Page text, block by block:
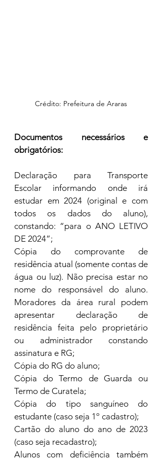
Crédito: Prefeitura de Araras
Documentos necessários e
obrigatórios:
Declaração para Transporte
Escolar informando onde irá
estudar em 2024 (original e com
todos os dados do aluno),
constando: “para o ANO LETIVO
DE 2024”;
Cópia do comprovante de
residência atual (somente contas de
água ou luz). Não precisa estar no
nome do responsável do aluno.
Moradores da área rural podem
apresentar declaração de
residência feita pelo proprietário
ou administrador constando
assinatura e RG;
Cópia do RG do aluno;
Cópia do Termo de Guarda ou
Termo de Curatela;
Cópia do tipo sanguíneo do
estudante (caso seja 1º cadastro);
Cartão do aluno do ano de 2023
(caso seja recadastro);
Alunos com deficiência também